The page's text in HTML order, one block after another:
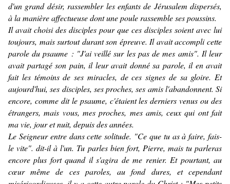
d'un grand désir, rassembler les enfants de Jérusalem dispersés,
à la manière affectueuse dont une poule rassemble ses poussins.
Il avait choisi des disciples pour que ces disciples soient avec lui
toujours, mais surtout durant son épreuve. Il avait accompli cette
parole du psaume : "J'ai veillé sur les pas de mes amis". Il leur
avait partagé son pain, il leur avait donné sa parole, il en avait
fait les témoins de ses miracles, de ces signes de sa gloire. Et
aujourd'hui, ses disciples, ses proches, ses amis l'abandonnent. Si
encore, comme dit le psaume, c'étaient les derniers venus ou des
étrangers, mais vous, mes proches, mes amis, ceux qui ont fait
ma vie, jour et nuit, depuis des années.
Le Seigneur entre dans cette solitude. "Ce que tu as à faire, fais-
le vite". dit-il à l'un. Tu parles bien fort, Pierre, mais tu parleras
encore plus fort quand il s'agira de me renier. Et pourtant, au
cœur même de ces paroles, au fond dures, et cependant